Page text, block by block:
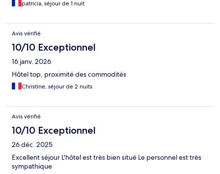
patricia, séjour de 1 nuit
Avis vérifié
10/10 Exceptionnel
16 janv. 2026
Hôtel top, proximité des commodités
Christine, séjour de 2 nuits
Avis vérifié
10/10 Exceptionnel
26 déc. 2025
Excellent séjour L'hôtel est très bien situé Le personnel est très
sympathique